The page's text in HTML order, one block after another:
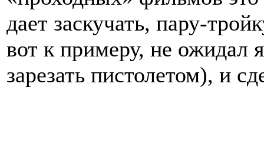
дает заскучать, пару-
вот к примеру, не ожидал
зарезать пистолетом), и